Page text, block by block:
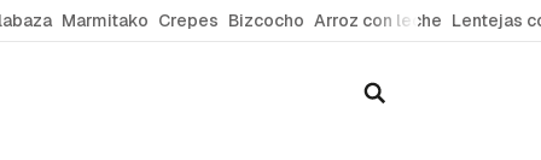
Marmitako Crepes Bizcocho Arroz con leche Lentejas